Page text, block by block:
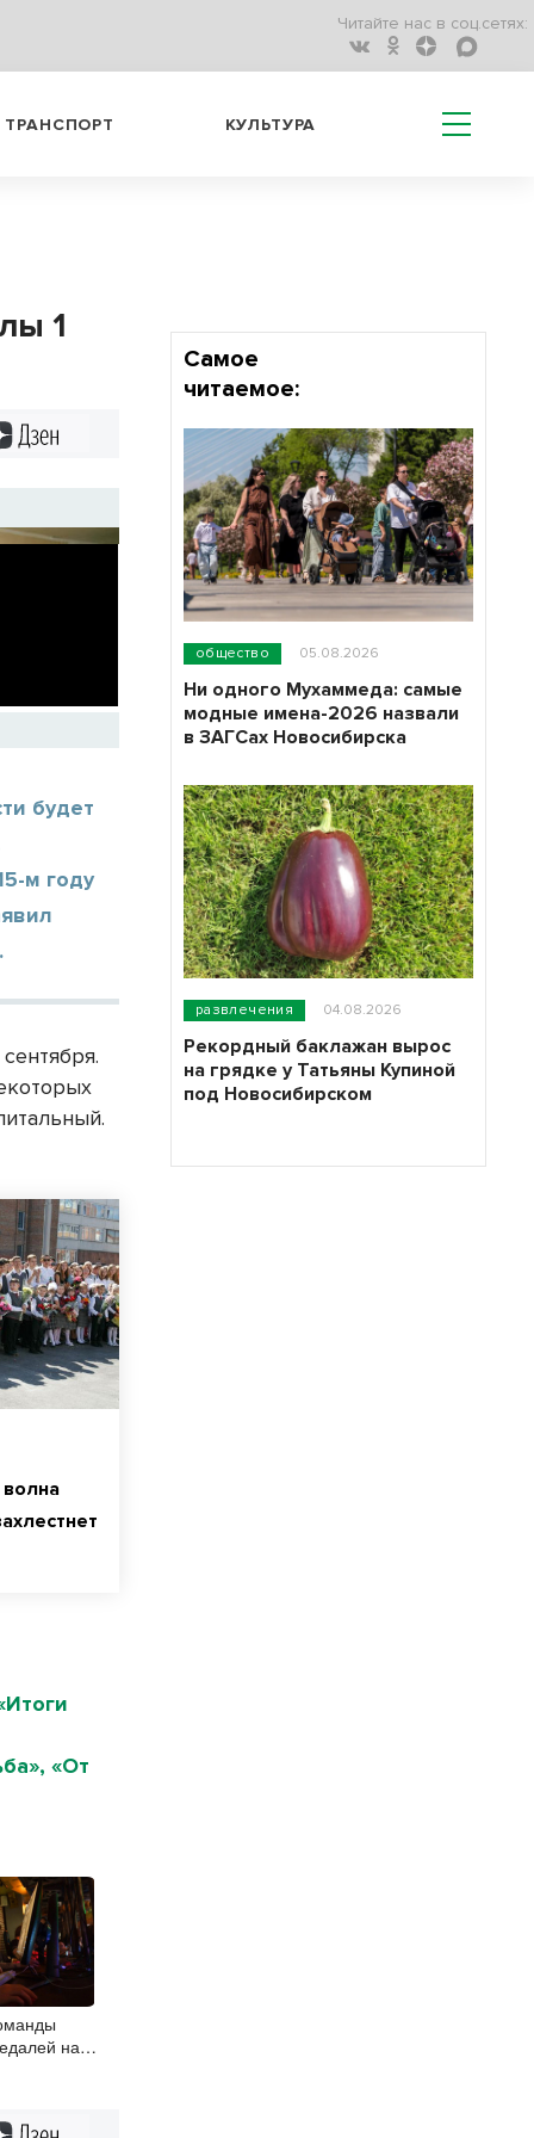
Читайте нас в соц.сетях:
ТРАНСПОРТ КУЛЬТУРА
1
будет
м году
«От
на
Самое
читаемое:
общество 05.08.2026
Ни одного Мухаммеда: самые
модные имена-2026 назвали
в ЗАГСах Новосибирска
развлечения 04.08.2026
Рекордный баклажан вырос
на грядке у Татьяны Купиной
под Новосибирском